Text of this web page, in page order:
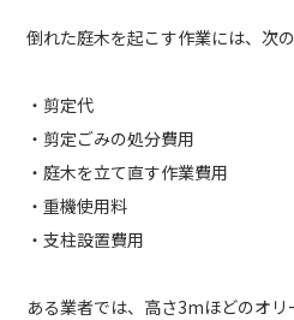
倒れた庭木を起こす作業には、次
・剪定代
・剪定ごみの処分費用
・庭木を立て直す作業費用
・重機使用料
・支柱設置費用
ある業者では、高さ3mほどのオ